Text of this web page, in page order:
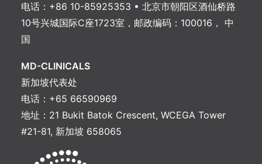
电话：+86 10-85925353 • 北京市朝阳区酒仙桥路
10号兴城国际C座1723室，邮政编码：100016， 中
国
MD-CLINICALS
新加坡代表处
电话：+65 66590969
地址：21 Bukit Batok Crescent, WCEGA Tower
#21-81, 新加坡 658065